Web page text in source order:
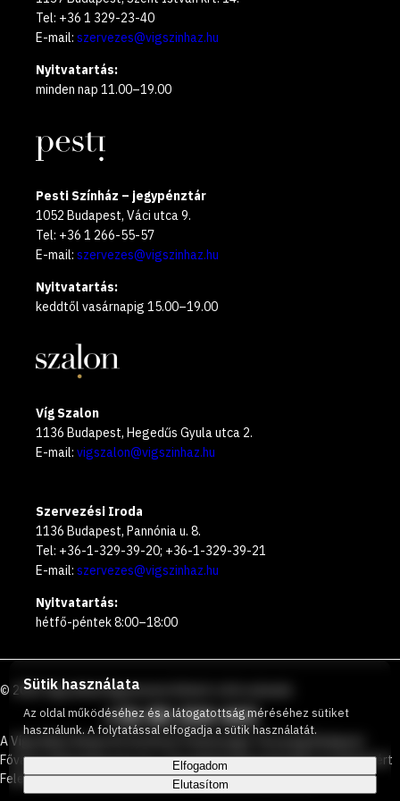
Tel: +36 1 329-23-40
E-mail: szervezes@vigszinhaz.hu
Nyitvatartás:
minden nap 11.00–19.00
Pesti Színház – jegypénztár
1052 Budapest, Váci utca 9.
Tel: +36 1 266-55-57
E-mail: szervezes@vigszinhaz.hu
Nyitvatartás:
keddtől vasárnapig 15.00–19.00
Víg Szalon
1136 Budapest, Hegedűs Gyula utca 2.
E-mail: vigszalon@vigszinhaz.hu
Szervezési Iroda
1136 Budapest, Pannónia u. 8.
Tel: +36-1-329-39-20; +36-1-329-39-21
E-mail: szervezes@vigszinhaz.hu
Nyitvatartás:
hétfő-péntek 8:00–18:00
© 2026 VígszínházIngyenesen hívható zöld számunk
+36 80 204 443
A Vígszínház Nonprofit Korlátolt Felelősségű Társaság Budapest
Főváros Önkormányzata és a Társadalmi Kapcsolatokért és Kultúráért
Felelős Minisztérium által közösen működtetett színház.
Sütik használata
Az oldal működéséhez és a látogatottság méréséhez sütiket
használunk. A folytatással elfogadja a sütik használatát.
Elfogadom
Elutasítom